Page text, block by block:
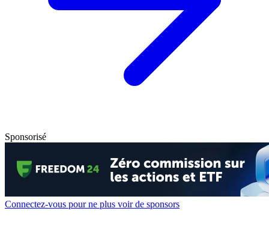
Sponsorisé
Connectez-vous pour ne plus voir de sponsors